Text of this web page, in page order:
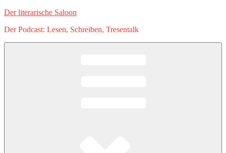
Zum
springen
Der literarische Saloon
Der Podcast: Lesen, Schreiben, Tresentalk